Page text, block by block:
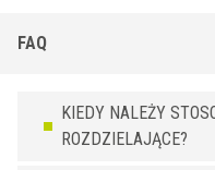
FAQ
KIEDY NALEŻY
ROZDZIELAJĄCE?